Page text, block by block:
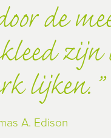
de
lijken.
A. Edison